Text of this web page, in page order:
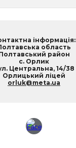
інформація:
область
район
с. Орлик
Центральна, 14/38
Орлицький ліцей
orluk@meta.ua